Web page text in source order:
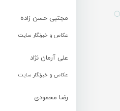
مجتبی حسن زاده
عکاس و خبرنگار سایت
علی آرمان نژاد
عکاس و خبرنگار سایت
رضا محمودی